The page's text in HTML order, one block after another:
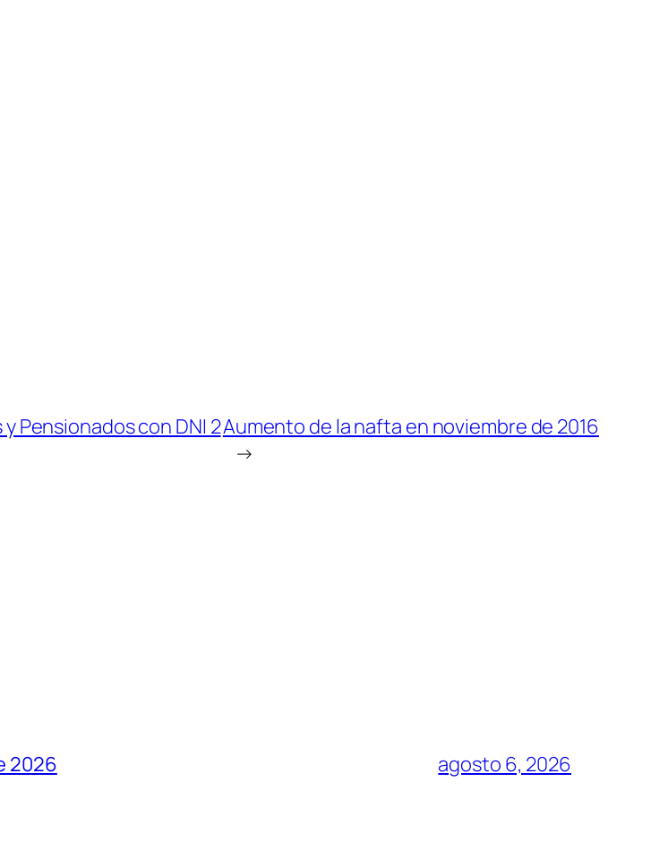
Pensionados con DNI 2Aumento de la nafta en noviembre de 2016
→
2026 agosto 6, 2026